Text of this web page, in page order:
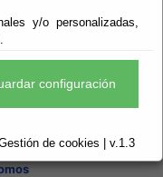
y/o personalizadas,
configuración
de cookies | v.1.3
II